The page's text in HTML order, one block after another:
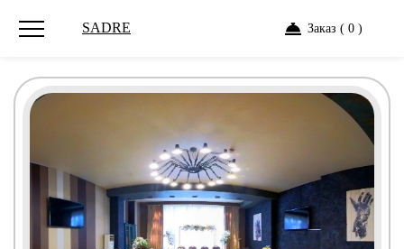
SADRE Заказ ( 0 )